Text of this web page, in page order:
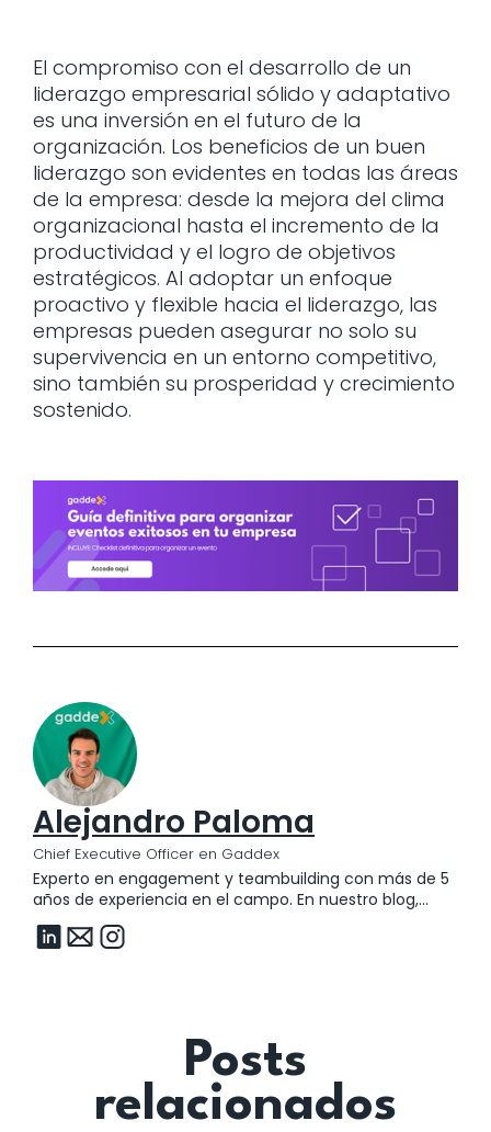
El compromiso con el desarrollo de un
liderazgo empresarial sólido y adaptativo
es una inversión en el futuro de la
organización. Los beneficios de un buen
liderazgo son evidentes en todas las áreas
de la empresa: desde la mejora del clima
organizacional hasta el incremento de la
productividad y el logro de objetivos
estratégicos. Al adoptar un enfoque
proactivo y flexible hacia el liderazgo, las
empresas pueden asegurar no solo su
supervivencia en un entorno competitivo,
sino también su prosperidad y crecimiento
sostenido.
Alejandro Paloma
Chief Executive Officer en Gaddex
Experto en engagement y teambuilding con más de 5
años de experiencia en el campo. En nuestro blog,
Alejandro comparte su profundo conocimiento a
través de artículos que exploran estrategias prácticas
Posts
relacionados